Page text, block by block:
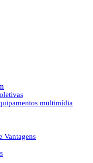
multimídia
Vantagens